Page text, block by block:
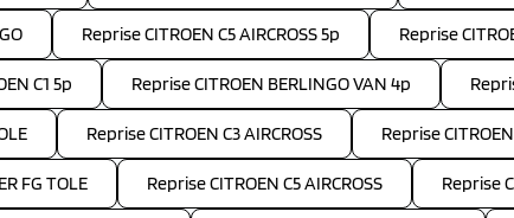
Reprise CITROEN C5 AIRCROSS 5p Reprise
C1 5p Reprise CITROEN BERLINGO VAN 4p
Reprise CITROEN C3 AIRCROSS Reprise
FG TOLE Reprise CITROEN C5 AIRCROSS Reprise